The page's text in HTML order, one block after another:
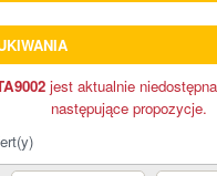
jest aktualnie
następujące propozycje.